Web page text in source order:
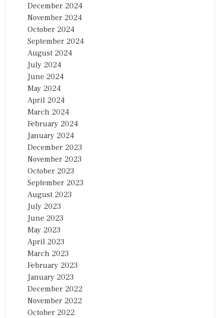
December 2024
November 2024
October 2024
September 2024
August 2024
July 2024
June 2024
May 2024
April 2024
March 2024
February 2024
January 2024
December 2023
November 2023
October 2023
September 2023
August 2023
July 2023
June 2023
May 2023
April 2023
March 2023
February 2023
January 2023
December 2022
November 2022
October 2022